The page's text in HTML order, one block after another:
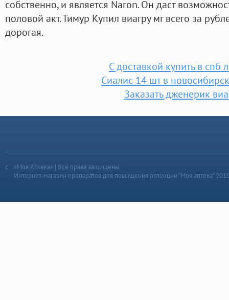
собственно, и является Naron. Он даст
половой акт. Тимур Купил виагру мг всего за
дорогая.
С доставкой купить в спб
Сиалис 14 шт в
Заказать дженерик
«Моя Аптека» | Все права защищены
Интернет-магазин препаратов для повышения потенции “Моя аптека”